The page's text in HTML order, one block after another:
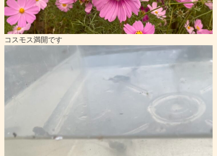
コスモス満開です